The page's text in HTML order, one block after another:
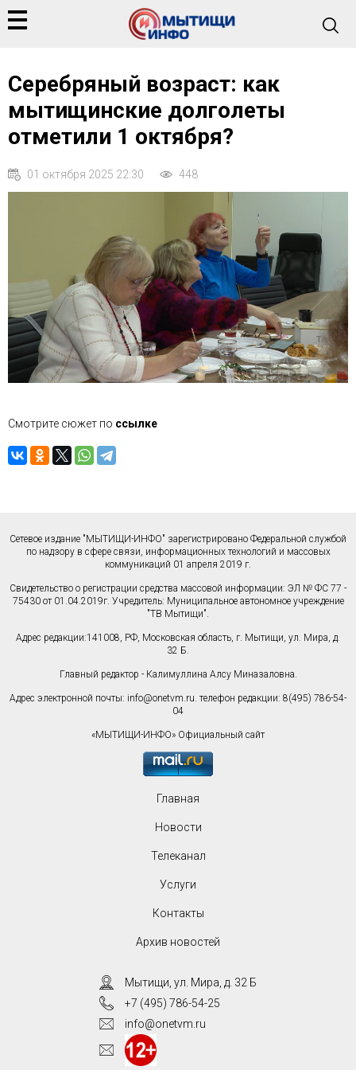
Серебряный возраст: как
мытищинские долголеты
отметили 1 октября?
01 октября 2025 22:30 448
Смотрите сюжет по ссылке
Сетевое издание "МЫТИЩИ-ИНФО" зарегистрировано Федеральной службой
по надзору в сфере связи, информационных технологий и массовых
коммуникаций 01 апреля 2019 г.
Свидетельство о регистрации средства массовой информации: ЭЛ № ФС 77 -
75430 от 01.04.2019г. Учредитель: Муниципальное автономное учреждение
"ТВ Мытищи".
Адрес редакции:141008, РФ, Московская область, г. Мытищи, ул. Мира, д.
32 Б.
Главный редактор - Калимуллина Алсу Миназаловна.
Адрес электронной почты: info@onetvm.ru. телефон редакции: 8(495) 786-54-
04
«МЫТИЩИ-ИНФО» Официальный сайт
Главная
Новости
Телеканал
Услуги
Контакты
Архив новостей
Мытищи, ул. Мира, д. 32 Б
+7 (495) 786-54-25
info@onetvm.ru